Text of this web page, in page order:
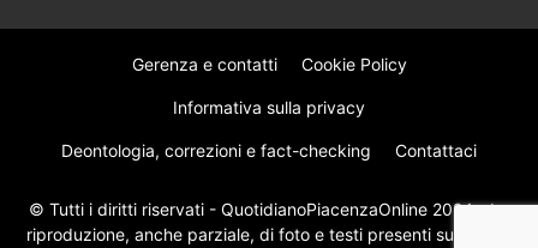
Gerenza e contatti Cookie Policy
Informativa sulla privacy
Deontologia, correzioni e fact-checking Contattaci
© Tutti i diritti riservati - QuotidianoPiacenzaOnline 2024 - La
riproduzione, anche parziale, di foto e testi presenti su questo